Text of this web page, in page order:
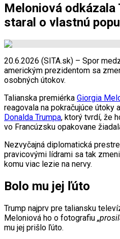
Meloniová odkázala
staral o vlastnú
20.6.2026 (SITA.sk) – Spor
americkým prezidentom sa
osobných útokov.
Talianska premiérka Giorgia
reagovala na pokračujúce útoky
Donalda Trumpa, ktorý tvrdí, že
vo Francúzsku opakovane
Nezvyčajná diplomatická
pravicovými lídrami sa tak
komu viac lezie na nervy.
Bolo mu jej ľúto
Trump najprv pre taliansku
Meloniová ho o fotografiu
mu jej prišlo ľúto.